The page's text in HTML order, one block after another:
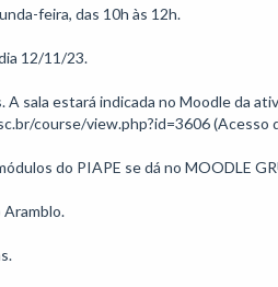
feira, das 10h às 12h.
12/11/23.
A sala estará indicada no Moodle da
course/view.php?id=3606 (Acesso
do PIAPE se dá no MOODLE
Aramblo.